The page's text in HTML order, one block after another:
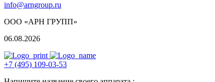
info@arngroup.ru
ООО «АРН ГРУПП»
06.08.2026
+7 (495) 109-03-53